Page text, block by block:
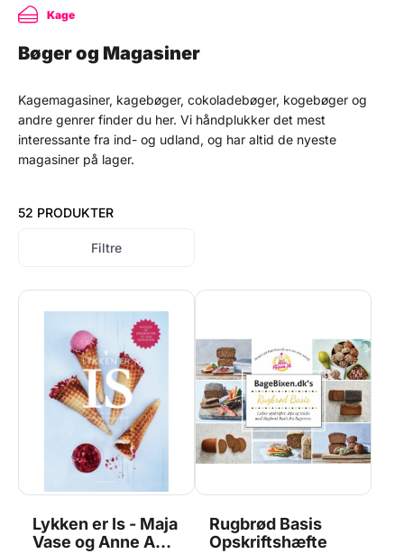
Kage
Bøger og Magasiner
Kagemagasiner, kagebøger, cokoladebøger, kogebøger og
andre genrer finder du her. Vi håndplukker det mest
interessante fra ind- og udland, og har altid de nyeste
magasiner på lager.
52 PRODUKTER
Filtre
Lykken er Is - Maja
Vase og Anne Au
Rugbrød Basis
Opskriftshæfte